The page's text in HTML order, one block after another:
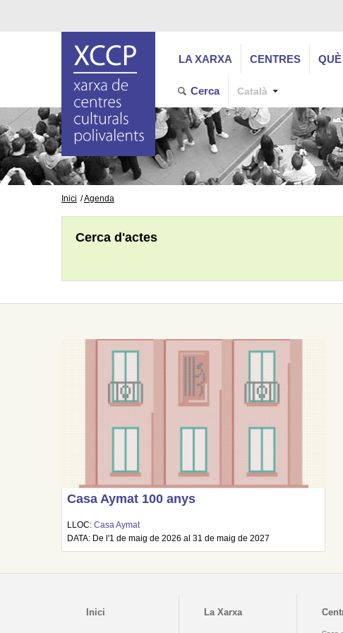
LA XARXA CENTRES
Cerca Català
Inici Agenda
Cerca d'actes
Casa Aymat 100 anys
LLOC:Casa Aymat
DATA: De l'1 de maig de 2026 al 31 de maig de 2027
Inici La Xarxa